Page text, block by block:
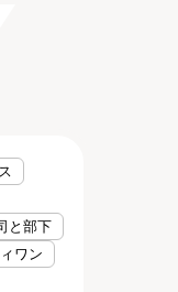
と部下
ワン